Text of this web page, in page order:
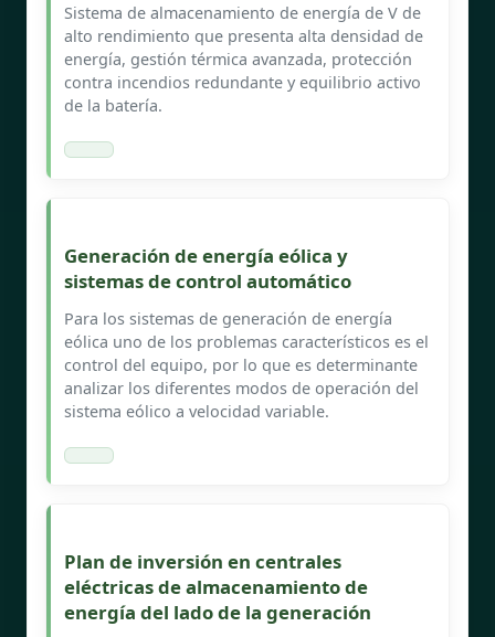
Sistema de almacenamiento de energía de V de
alto rendimiento que presenta alta densidad de
energía, gestión térmica avanzada, protección
contra incendios redundante y equilibrio activo
de la batería.
Generación de energía eólica y
sistemas de control automático
Para los sistemas de generación de energía
eólica uno de los problemas característicos es el
control del equipo, por lo que es determinante
analizar los diferentes modos de operación del
sistema eólico a velocidad variable.
Plan de inversión en centrales
eléctricas de almacenamiento de
energía del lado de la generación